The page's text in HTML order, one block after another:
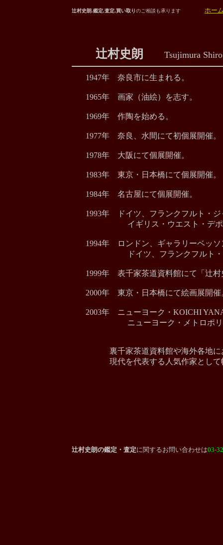
辻村史朗.鑑定,査定,買い取りのご相談も承ります ホー
辻村史朗 Tsujimura Shiro
1947年 奈良市に生まれる。
1965年 画家（油絵）を志す。
1969年 作陶を始める。
1977年 奈良、水間にて初個展開催。
1978年 大阪にて個展開催。
1983年 東京・日本橋にて個展開催。
1984年 名古屋にて個展開催。
1993年 ドイツ、フランクフルト・
イギリス・ウエスト・デポン
1994年 ロンドン、ギャラリーベッソ
ドイツ、フランクフルト・ジ
1999年 表千家茶道資料館にて「辻
2000年 東京・日本橋にて絵画展開催
2003年 ニューヨーク・KOICHI
ニューヨーク・メトロポリタ
裏千家茶道資料館や海外各地に
現代を代表する人気作家として
辻村史朗の鑑定・査定に関するお問い合わせは03-